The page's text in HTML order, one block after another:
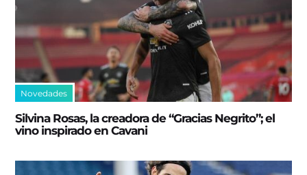
Novedades
Silvina Rosas, la creadora de “Gracias Negrito”; el
vino inspirado en Cavani